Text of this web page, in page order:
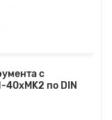
с
40хMK2 по DIN